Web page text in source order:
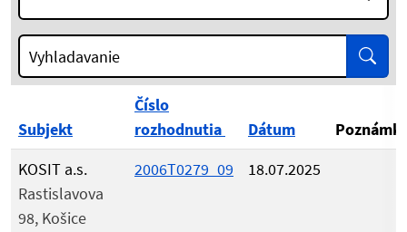
Vyhladavanie
Subjekt
Číslo
rozhodnutia
Dátum
KOSIT a.s.
Rastislavova
98, Košice
2006T0279_09 18.07.2025